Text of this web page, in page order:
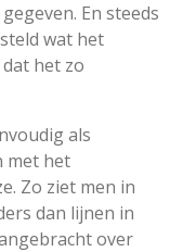
En steeds
wat het
het zo
als
met het
Zo ziet men in
dan lijnen in
over